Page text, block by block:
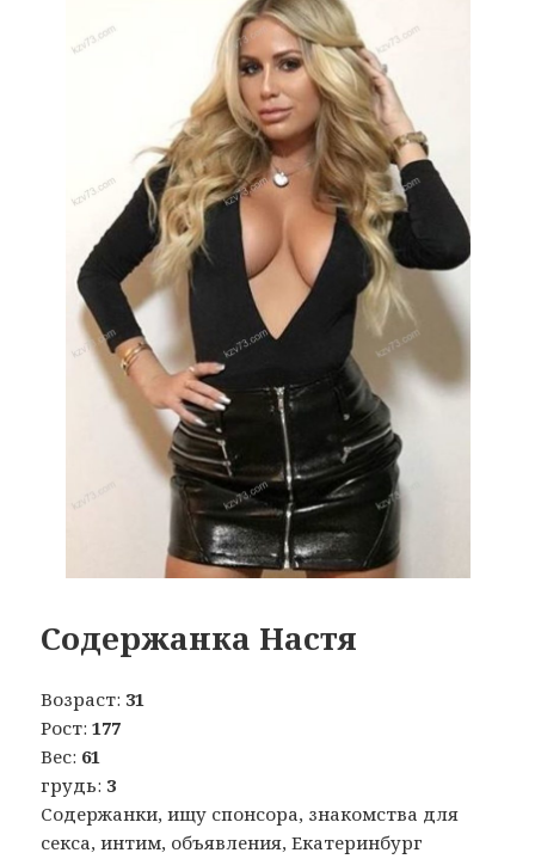
Содержанка Настя
Возраст: 31
Рост:177
Вес: 61
грудь: 3
Содержанки, ищу спонсора, знакомства для
секса, интим, объявления, Екатеринбург